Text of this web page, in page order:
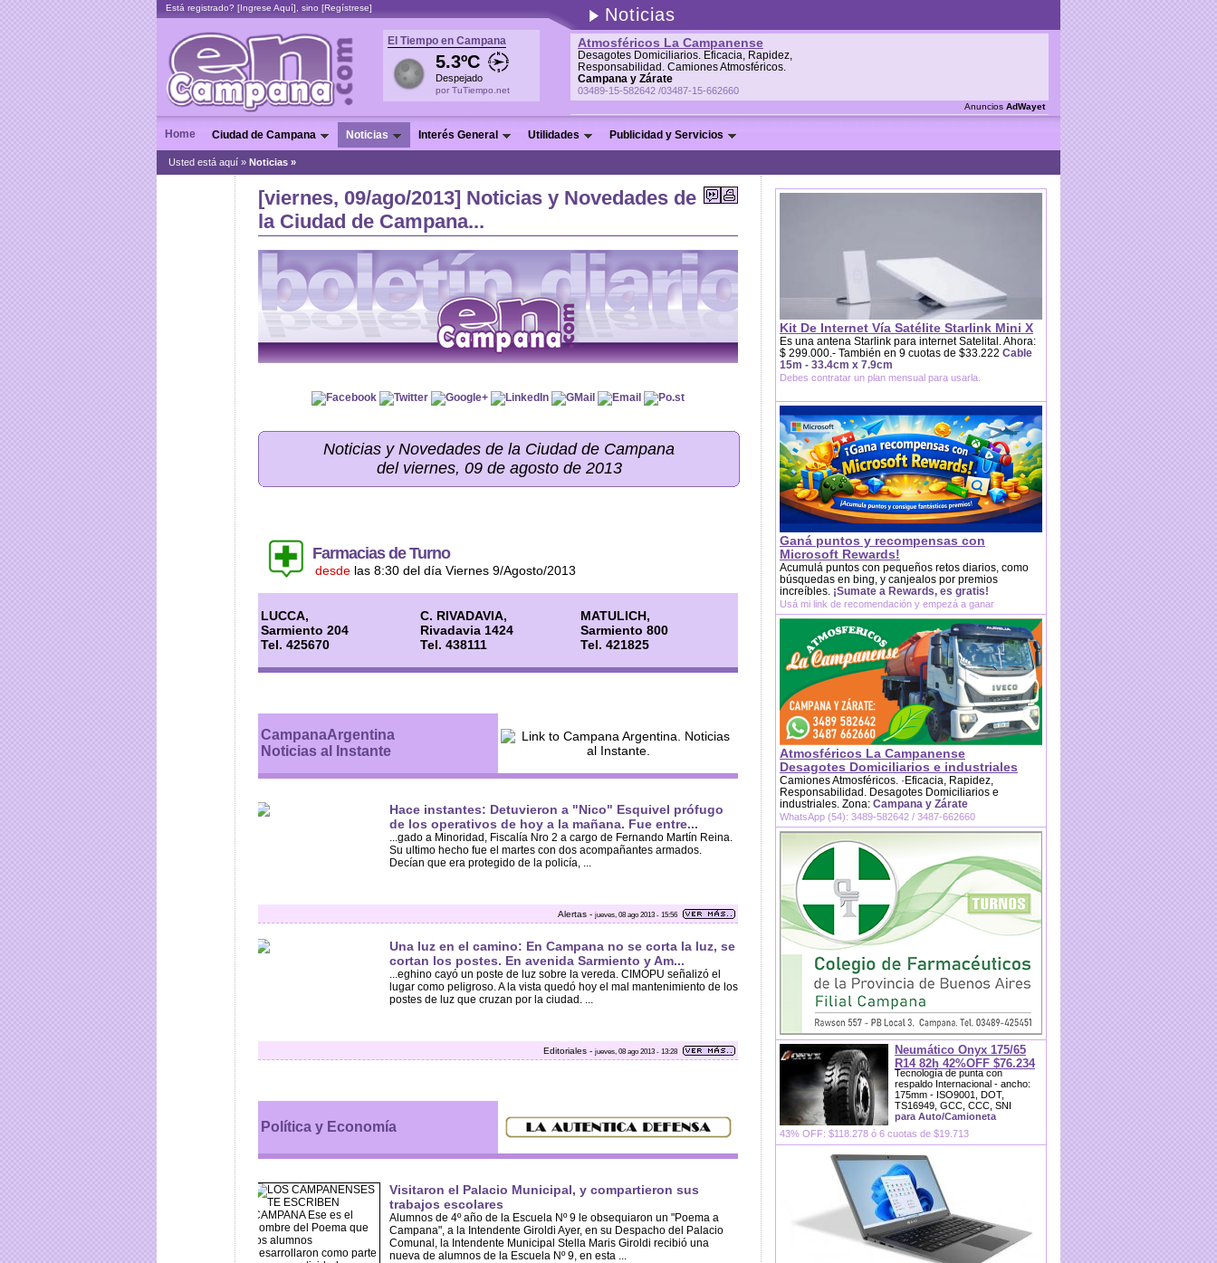
Está registrado? [Ingrese Aquí], sino [Regístrese] Noticias
Atmosféricos La Campanense
Desagotes Domiciliarios. Eficacia, Rapidez,
Responsabilidad. Camiones Atmosféricos.
Campana y Zárate
03489-15-582642 /03487-15-662660
Anuncios AdWayet
El Tiempo en Campana
5.3ºC
Despejado
por TuTiempo.net
Home Ciudad de Campana Noticias Interés General Utilidades Publicidad y Servicios
Usted está aquí » Noticias »
[viernes, 09/ago/2013] Noticias y Novedades de
la Ciudad de Campana...
Noticias y Novedades de la Ciudad de Campana
del viernes, 09 de agosto de 2013
Farmacias de Turno
desde las 8:30 del día Viernes 9/Agosto/2013
LUCCA,
Sarmiento 204
Tel. 425670
C. RIVADAVIA,
Rivadavia 1424
Tel. 438111
MATULICH,
Sarmiento 800
Tel. 421825
CampanaArgentina
Noticias al Instante
Hace instantes: Detuvieron a "Nico" Esquivel prófugo
de los operativos de hoy a la mañana. Fue entre...
...gado a Minoridad, Fiscalía Nro 2 a cargo de Fernando Martín Reina.
Su ultimo hecho fue el martes con dos acompañantes armados.
Decían que era protegido de la policía, ...
Alertas - jueves, 08 ago 2013 - 15:56
Una luz en el camino: En Campana no se corta la luz, se
cortan los postes. En avenida Sarmiento y Am...
...eghino cayó un poste de luz sobre la vereda. CIMOPU señalizó el
lugar como peligroso. A la vista quedó hoy el mal mantenimiento de los
postes de luz que cruzan por la ciudad. ...
Editoriales - jueves, 08 ago 2013 - 13:28
Política y Economía
Visitaron el Palacio Municipal, y compartieron sus
trabajos escolares
Alumnos de 4º año de la Escuela Nº 9 le obsequiaron un "Poema a
Campana", a la Intendente Giroldi Ayer, en su Despacho del Palacio
Comunal, la Intendente Municipal Stella Maris Giroldi recibió una
nueva de alumnos de la Escuela Nº 9, en esta ...
Kit De Internet Vía Satélite Starlink Mini X
Es una antena Starlink para internet Satelital. Ahora:
$ 299.000.- También en 9 cuotas de $33.222 Cable
15m - 33.4cm x 7.9cm
Debes contratar un plan mensual para usarla.
Ganá puntos y recompensas con
Microsoft Rewards!
Acumulá puntos con pequeños retos diarios, como
búsquedas en bing, y canjealos por premios
increíbles. ¡Sumate a Rewards, es gratis!
Usá mi link de recomendación y empezá a ganar
Atmosféricos La Campanense
Desagotes Domiciliarios e industriales
Camiones Atmosféricos. ·Eficacia, Rapidez,
Responsabilidad. Desagotes Domiciliarios e
industriales. Zona: Campana y Zárate
WhatsApp (54): 3489-582642 / 3487-662660
Neumático Onyx 175/65
R14 82h 42%OFF $76.234
Tecnología de punta con
respaldo Internacional - ancho:
175mm - ISO9001, DOT,
TS16949, GCC, CCC, SNI
para Auto/Camioneta
43% OFF: $118.278 ó 6 cuotas de $19.713